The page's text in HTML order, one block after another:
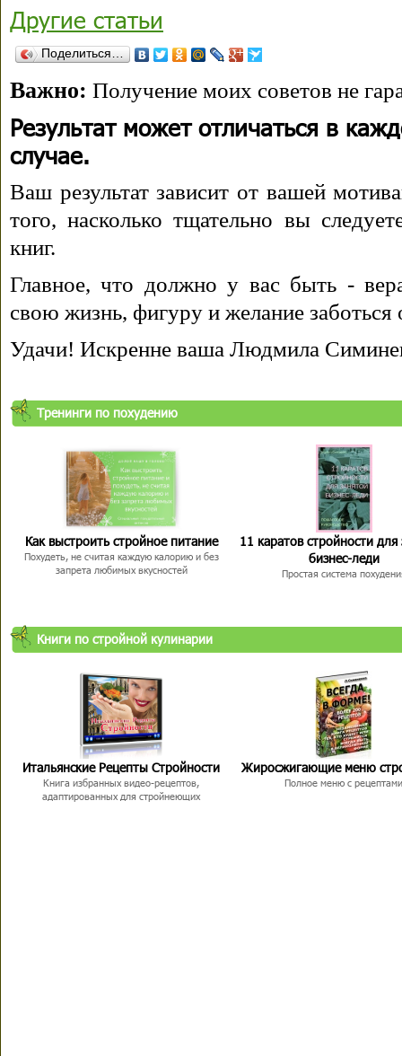
Другие статьи
Поделиться…
Важно: Получение моих советов не
Результат может отличаться в
случае.
Ваш результат зависит от вашей
того, насколько тщательно вы
книг.
Главное, что должно у вас быть -
свою жизнь, фигуру и желание заботься
Удачи! Искренне ваша Людмила
Тренинги по похудению
Как выстроить стройное питание
Похудеть, не считая каждую калорию и без
запрета любимых вкусностей
11 каратов стройности для
бизнес-леди
Простая система
Книги по стройной кулинарии
Итальянские Рецепты Стройности
Книга избранных видео-рецептов,
адаптированных для стройнеющих
Жиросжигающие меню
Полное меню с рецептами